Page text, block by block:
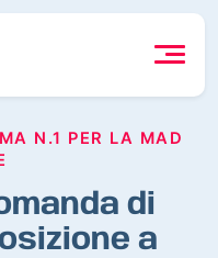
N.1 PER LA MAD
di
a